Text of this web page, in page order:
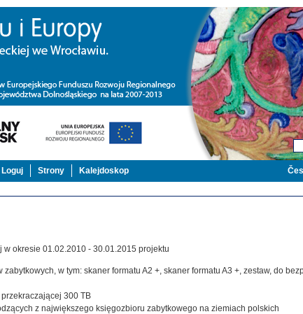
Loguj Strony Kalejdoskop
okresie 01.02.2010 - 30.01.2015 projektu
w tym: skaner formatu A2 +, skaner formatu A3 +, zestaw, do
300 TB
z największego księgozbioru zabytkowego na ziemiach polskich